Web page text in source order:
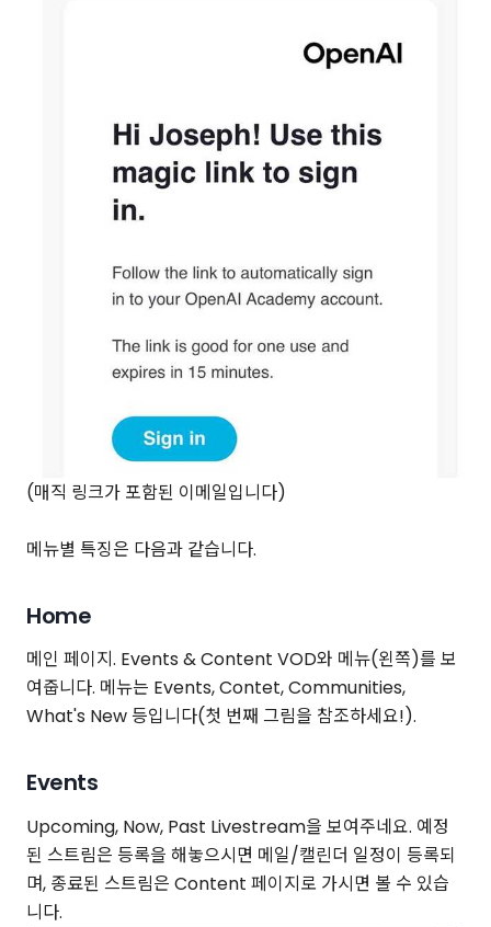
(매직 링크가 포함된 이메일입니다)
메뉴별 특징은 다음과 같습니다.
Home
메인 페이지. Events & Content VOD와 메뉴(왼쪽)를 보
여줍니다. 메뉴는 Events, Contet, Communities,
What's New 등입니다(첫 번째 그림을 참조하세요!).
Events
Upcoming, Now, Past Livestream을 보여주네요. 예정
된 스트림은 등록을 해놓으시면 메일/캘린더 일정이 등록되
며, 종료된 스트림은 Content 페이지로 가시면 볼 수 있습
니다.